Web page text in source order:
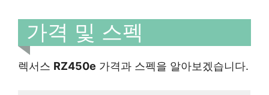
가격 및 스펙
렉서스 RZ450e 가격과 스펙을 알아보겠습니다.